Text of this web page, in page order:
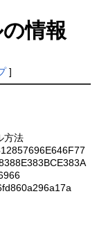
情報
]
方法